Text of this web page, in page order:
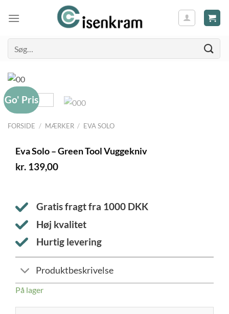
efter:
FORSIDE / MÆRKER / EVA SOLO
Go' Pris
Eva Solo – Green Tool Vuggekniv
kr. 139,00
Gratis fragt fra 1000 DKK
Høj kvalitet
Hurtig levering
Produktbeskrivelse
På lager